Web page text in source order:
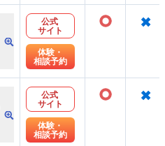
公式
サイト
体験・
相談予約
○ ×
公式
サイト
体験・
相談予約
○ ×